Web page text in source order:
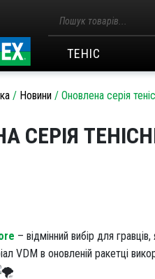
товарів
ТЕНІС
/ Новини / Оновлена серія
СЕРІЯ
– відмінний вибір для
VDM в оновленій ракетці